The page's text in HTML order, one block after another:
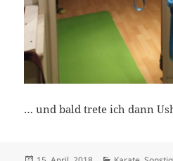
… und bald trete ich dann